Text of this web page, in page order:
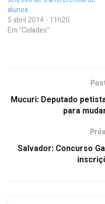
alunos
5 abril 2014 - 11h20
Em "Cidades"
Mucuri: Deputado
para
Salvador: Concurso